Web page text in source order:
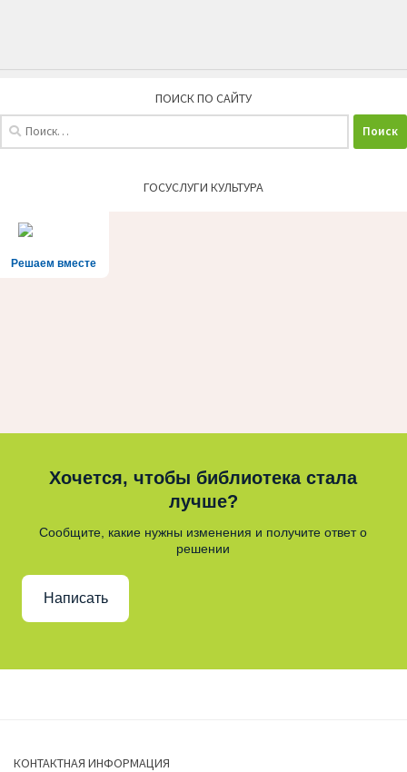
ПОИСК ПО САЙТУ
ГОСУСЛУГИ КУЛЬТУРА
Решаем вместе
Хочется, чтобы библиотека стала
лучше?
Сообщите, какие нужны изменения и получите ответ о
решении
Написать
КОНТАКТНАЯ ИНФОРМАЦИЯ